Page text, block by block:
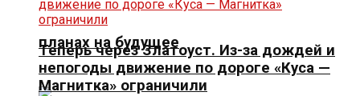
планах на будущее
Теперь через Златоуст. Из-за дождей и
непогоды движение по дороге «Куса —
Магнитка» ограничили